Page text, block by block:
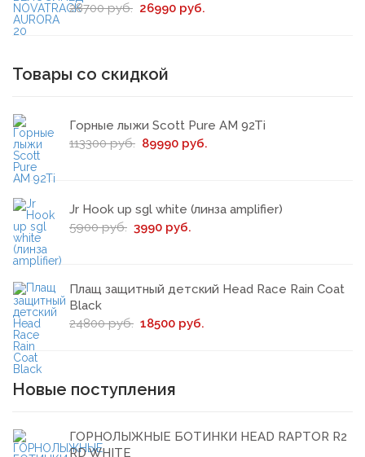
28700 руб. 26990 руб.
Товары со скидкой
Горные лыжи Scott Pure AM 92Ti
113300 руб. 89990 руб.
Jr Hook up sgl white (линза amplifier)
5900 руб. 3990 руб.
Плащ защитный детский Head Race Rain Coat
Black
24800 руб. 18500 руб.
Новые поступления
ГОРНОЛЫЖНЫЕ БОТИНКИ HEAD RAPTOR R2
RD WHITE